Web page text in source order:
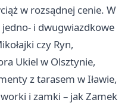
w rozsądnej cenie. W
i dwugwiazdkowe
czy Ryn,
Ukiel w Olsztynie,
z tarasem w Iławie,
i zamki – jak Zamek